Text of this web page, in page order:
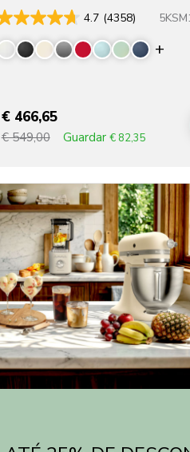
4.7 (4358)
€ 466,65
€ 549,00 Guardar € 82,35